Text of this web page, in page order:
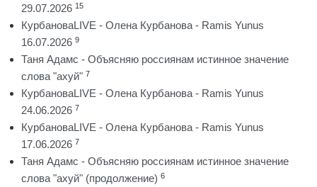
29.07.2026 15
КурбановаLIVE - Олена Курбанова - Ramis Yunus
16.07.2026 9
Таня Адамс - Объясняю россиянам истинное значение
слова "ахуй" 7
КурбановаLIVE - Олена Курбанова - Ramis Yunus
24.06.2026 7
КурбановаLIVE - Олена Курбанова - Ramis Yunus
17.06.2026 7
Таня Адамс - Объясняю россиянам истинное значение
слова "ахуй" (продолжение) 6